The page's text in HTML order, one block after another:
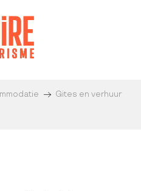
Gites en verhuur